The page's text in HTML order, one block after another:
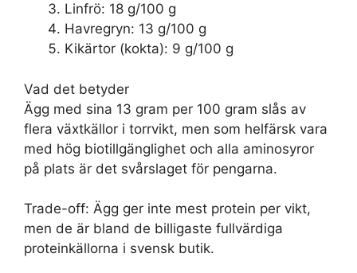
Linfrö: 18 g/100 g
Havregryn: 13 g/100 g
Kikärtor (kokta): 9 g/100 g
Vad det betyder
Ägg med sina 13 gram per 100 gram slås av
flera växtkällor i torrvikt, men som helfärsk vara
med hög biotillgänglighet och alla aminosyror
på plats är det svårslaget för pengarna.
Trade-off: Ägg ger inte mest protein per vikt,
men de är bland de billigaste fullvärdiga
proteinkällorna i svensk butik.